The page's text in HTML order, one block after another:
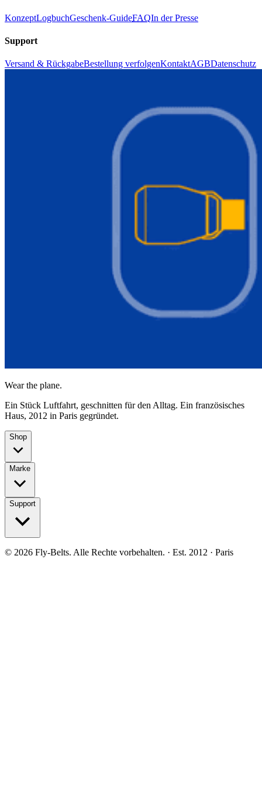
KonzeptLogbuchGeschenk-GuideFAQIn der Presse
Support
Versand & RückgabeBestellung verfolgenKontaktAGBDatenschutz
Wear the plane.
Ein Stück Luftfahrt, geschnitten für den Alltag. Ein französisches
Haus, 2012 in Paris gegründet.
Shop
Marke
Support
© 2026 Fly-Belts. Alle Rechte vorbehalten. · Est. 2012 · Paris